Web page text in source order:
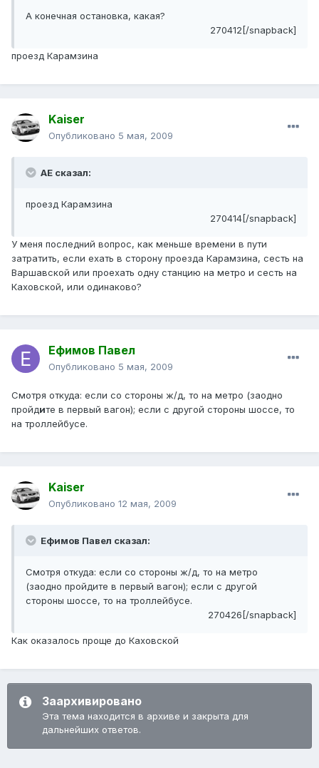
А конечная остановка, какая?
270412[/snapback]
проезд Карамзина
Kaiser
Опубликовано 5 мая, 2009
АЕ сказал:
проезд Карамзина
270414[/snapback]
У меня последний вопрос, как меньше времени в пути
затратить, если ехать в сторону проезда Карамзина, сесть на
Варшавской или проехать одну станцию на метро и сесть на
Каховской, или одинаково?
Ефимов Павел
Опубликовано 5 мая, 2009
Смотря откуда: если со стороны ж/д, то на метро (заодно
пройдите в первый вагон); если с другой стороны шоссе, то
на троллейбусе.
Kaiser
Опубликовано 12 мая, 2009
Ефимов Павел сказал:
Смотря откуда: если со стороны ж/д, то на метро
(заодно пройдите в первый вагон); если с другой
стороны шоссе, то на троллейбусе.
270426[/snapback]
Как оказалось проще до Каховской
Заархивировано
Эта тема находится в архиве и закрыта для
дальнейших ответов.